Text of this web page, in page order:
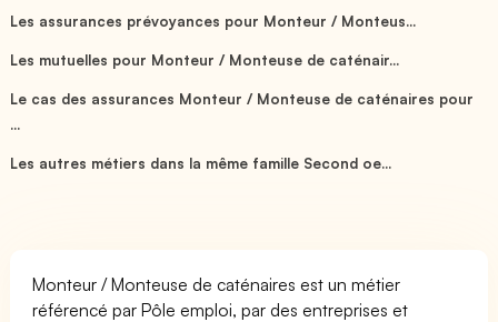
Les assurances prévoyances pour Monteur / Monteus...
Les mutuelles pour Monteur / Monteuse de caténair...
Le cas des assurances Monteur / Monteuse de caténaires pour
...
Les autres métiers dans la même famille Second oe...
Monteur / Monteuse de caténaires est un métier
référencé par Pôle emploi, par des entreprises et